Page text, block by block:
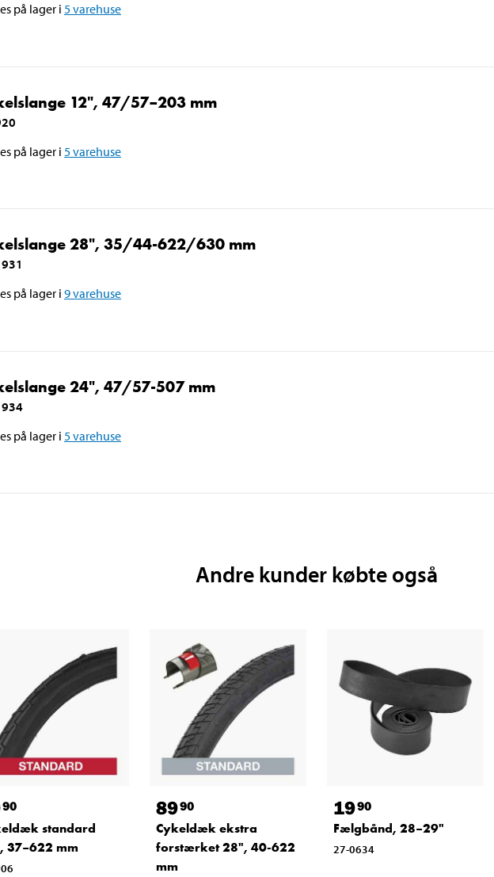
på lager i 5varehuse
12", 47/57–203 mm
på lager i 5varehuse
28", 35/44-622/630 mm
på lager i 9varehuse
24", 47/57-507 mm
på lager i 5varehuse
Andre kunder købte også
90
standard
37–622 mm
8990
Cykeldæk ekstra
forstærket 28", 40-622
mm
1990
Fælgbånd, 28–29"
27-0634